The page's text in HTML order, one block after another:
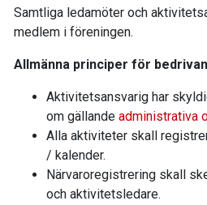
Samtliga ledamöter och
medlem i föreningen.
Allmänna principer för
Aktivitetsansvarig har
om gällande administrativa
Alla aktiviteter skall
/ kalender.
Närvaroregistrering skall
och aktivitetsledare.